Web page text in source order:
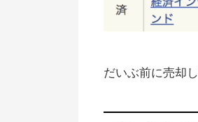
がおすすめ
預金より
だいぶ前に売却し